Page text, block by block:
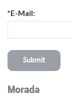
*E-Mail:
Morada